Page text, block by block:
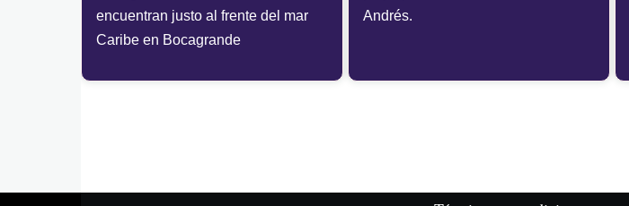
encuentran justo al frente del mar
Caribe en Bocagrande
Andrés.